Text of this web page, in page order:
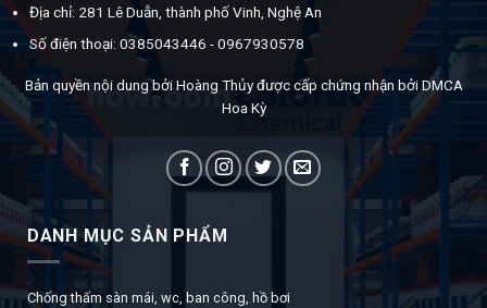
Địa chỉ: 281 Lê Duẫn, thành phố Vinh, Nghệ An
Số điện thoại: 0385043446 - 0967930578
Bản quyền nội dung bởi Hoàng Thủy được cấp chứng nhận bởi DMCA
Hoa Kỳ
DANH MỤC SẢN PHẨM
Chống thấm sàn mái, wc, ban công, hồ bơi